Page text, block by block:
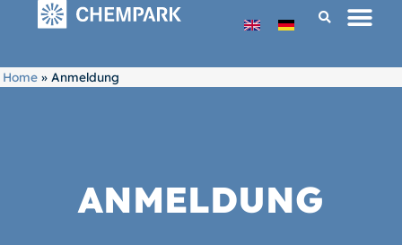
Home » Anmeldung
ANMELDUNG